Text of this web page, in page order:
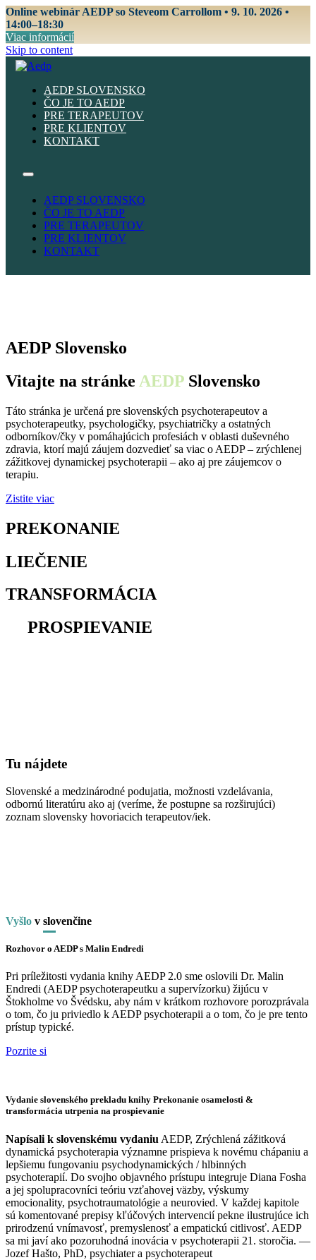
Online webinár AEDP so Steveom Carrollom • 9. 10. 2026 •
14:00–18:30
Viac informácií
Skip to content
AEDP SLOVENSKO
ČO JE TO AEDP
PRE TERAPEUTOV
PRE KLIENTOV
KONTAKT
AEDP SLOVENSKO
ČO JE TO AEDP
PRE TERAPEUTOV
PRE KLIENTOV
KONTAKT
AEDP Slovensko
Vitajte na stránke AEDP Slovensko
Táto stránka je určená pre slovenských psychoterapeutov a
psychoterapeutky, psychologičky, psychiatričky a ostatných
odborníkov/čky v pomáhajúcich profesiách v oblasti duševného
zdravia, ktorí majú záujem dozvedieť sa viac o AEDP – zrýchlenej
zážitkovej dynamickej psychoterapii – ako aj pre záujemcov o
terapiu.
Zistite viac
PREKONANIE
LIEČENIE
TRANSFORMÁCIA
PROSPIEVANIE
Tu nájdete
Slovenské a medzinárodné podujatia, možnosti vzdelávania,
odbornú literatúru ako aj (veríme, že postupne sa rozširujúci)
zoznam slovensky hovoriacich terapeutov/iek.
Vyšlo v slovenčine
Rozhovor o AEDP s Malin Endredi
Pri príležitosti vydania knihy AEDP 2.0 sme oslovili Dr. Malin
Endredi (AEDP psychoterapeutku a supervízorku) žijúcu v
Štokholme vo Švédsku, aby nám v krátkom rozhovore porozprávala
o tom, čo ju priviedlo k AEDP psychoterapii a o tom, čo je pre tento
prístup typické.
Pozrite si
Vydanie slovenského prekladu knihy Prekonanie osamelosti &
transformácia utrpenia na prospievanie
Napísali k slovenskému vydaniu AEDP, Zrýchlená zážitková
dynamická psychoterapia významne prispieva k novému chápaniu a
lepšiemu fungovaniu psychodynamických / hlbinných
psychoterapií. Do svojho objavného prístupu integruje Diana Fosha
a jej spolupracovníci teóriu vzťahovej väzby, výskumy
emocionality, psychotraumatológie a neurovied. V každej kapitole
sú komentované prepisy kľúčových intervencií pekne ilustrujúce ich
prirodzenú vnímavosť, premyslenosť a empatickú citlivosť. AEDP
sa mi javí ako pozoruhodná inovácia v psychoterapii 21. storočia. —
Jozef Hašto, PhD, psychiater a psychoterapeut